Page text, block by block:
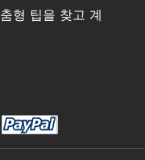
형 팁을 찾고 계